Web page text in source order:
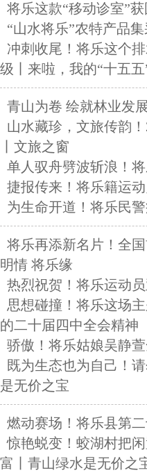
将乐这款“移动诊室”
“山水将乐”农特产品
冲刺收尾！将乐这个
级丨来啦，我的“十五五
青山为卷 绘就林业发
山水藏珍，文旅传韵
丨文旅之窗
单人驭舟劈波斩浪！
捷报传来！将乐籍运动
为生命开道！将乐民
将乐再添新名片！全
明情 将乐缘
热烈祝贺！将乐运动
思想碰撞！将乐这场
的二十届四中全会精神
骄傲！将乐姑娘吴静萱
既为生态也为自己！
是无价之宝
燃动赛场！将乐县第
惊艳蜕变！蛟湖村把
富丨青山绿水是无价之